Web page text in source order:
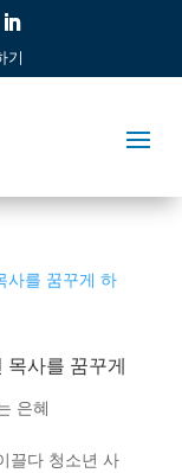
기
목사를 꿈꾸게
은혜
끌다 청소년 사